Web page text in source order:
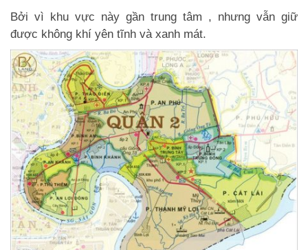
Bởi vì khu vực này gần trung tâm , nhưng vẫn giữ
được không khí yên tĩnh và xanh mát.